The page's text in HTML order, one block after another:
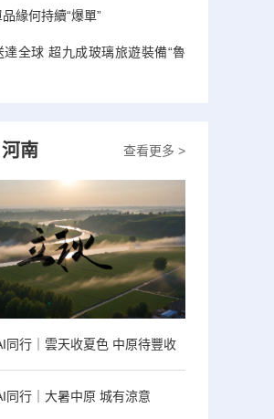
緣何持續“爆單”
達全球 超九成玻璃旅遊裝備“魯
查看更多 >
南
同行｜雲天收夏色 中原待豐收
同行｜大暑中原 城有涼意